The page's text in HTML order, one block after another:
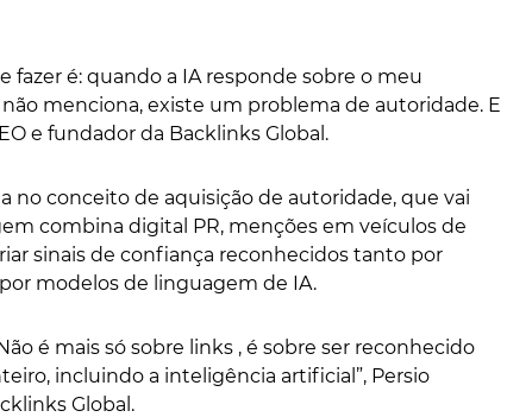
fazer é: quando a IA responde sobre o meu
menciona, existe um problema de autoridade. E
e fundador da Backlinks Global.
no conceito de aquisição de autoridade, que vai
combina digital PR, menções em veículos de
sinais de confiança reconhecidos tanto por
modelos de linguagem de IA.
é mais só sobre links , é sobre ser reconhecido
incluindo a inteligência artificial”, Persio
Global.